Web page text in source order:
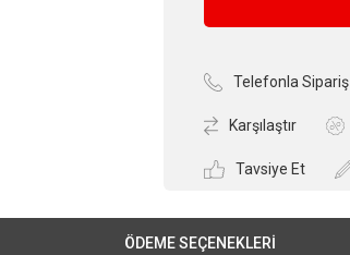
Telefonla Sipariş
Karşılaştır
Tavsiye Et
ÖDEME SEÇENEKLERI